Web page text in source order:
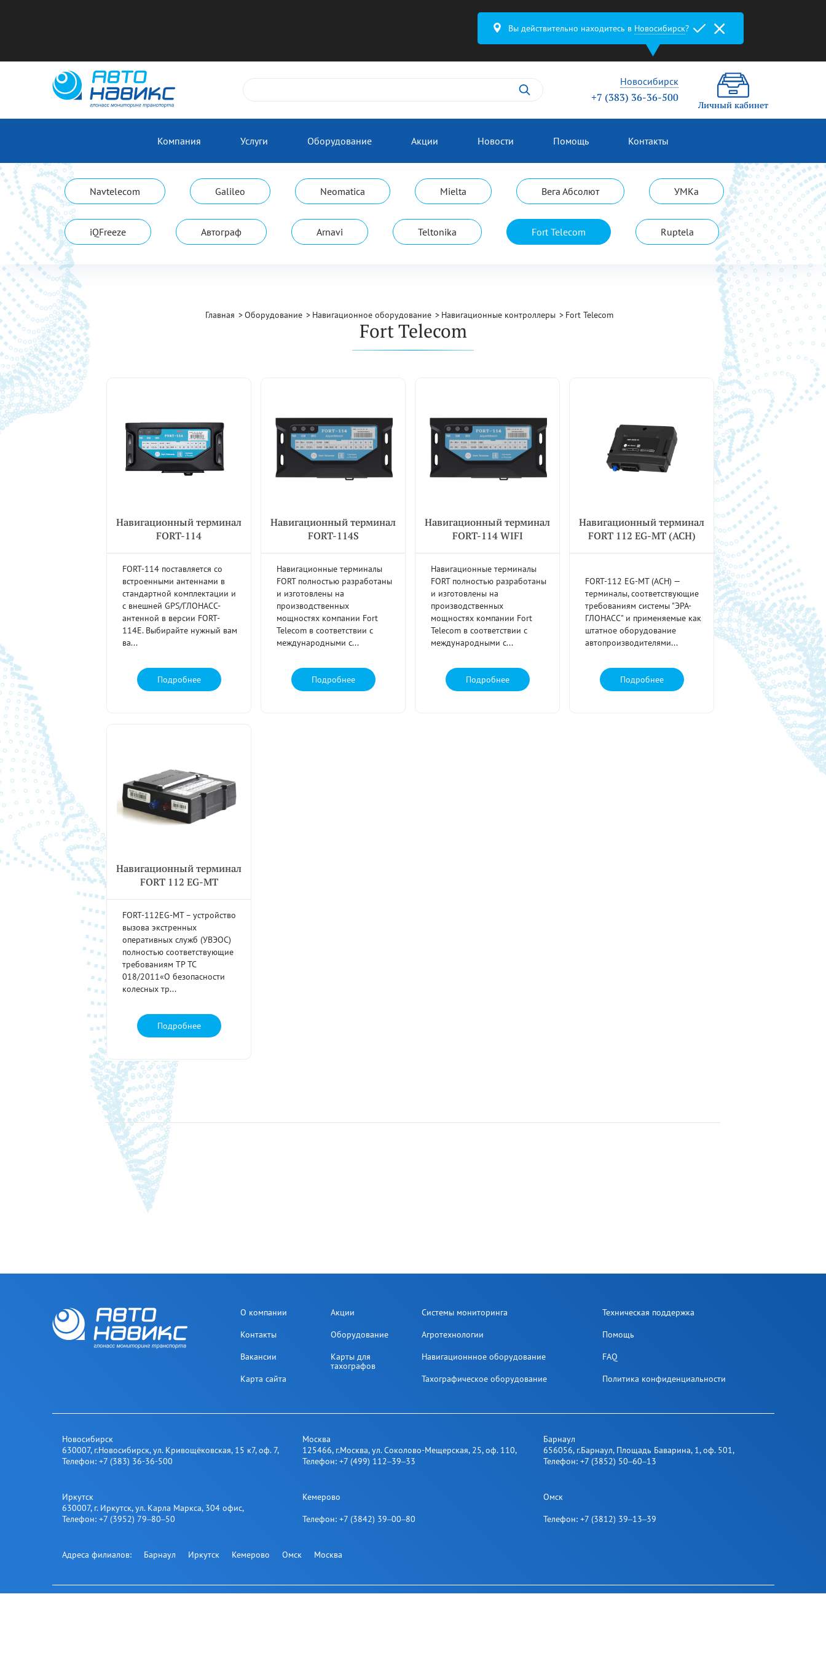
Вы действительно находитесь в Новосибирск?
Новосибирск
+7 (383) 36-36-500
Личный кабинет
Компания Услуги Оборудование Акции Новости Помощь Контакты
Navtelecom Galileo Neomatica Mielta Вега Абсолют УМКа
iQFreeze Автограф Arnavi Teltonika Fort Telecom Ruptela
Главная Оборудование Навигационное оборудование Навигационные контроллеры Fort Telecom
Fort Telecom
Навигационный терминал
FORT-114
FORT-114 поставляется со
встроенными антеннами в
стандартной комплектации и
с внешней GPS/ГЛОНАСС-
антенной в версии FORT-
114E. Выбирайте нужный вам
ва...
Подробнее
Навигационный терминал
FORT-114S
Навигационные терминалы
FORT полностью разработаны
и изготовлены на
производственных
мощностях компании Fort
Telecom в соответствии с
международными с...
Подробнее
Навигационный терминал
FORT-114 WIFI
Навигационные терминалы
FORT полностью разработаны
и изготовлены на
производственных
мощностях компании Fort
Telecom в соответствии с
международными с...
Подробнее
Навигационный терминал
FORT 112 EG-MT (АСН)
FORT-112 EG-MT (АСН) —
терминалы, соответствующие
требованиям системы "ЭРА-
ГЛОНАСС" и применяемые как
штатное оборудование
автопроизводителями...
Подробнее
Навигационный терминал
FORT 112 EG-MT
FORT-112EG-MT – устройство
вызова экстренных
оперативных служб (УВЭОС)
полностью соответствующие
требованиям ТР ТС
018/2011«О безопасности
колесных тр...
Подробнее
О компании
Контакты
Вакансии
Карта сайта
Акции
Оборудование
Карты для
тахографов
Системы мониторинга
Агротехнологии
Навигационнное оборудование
Тахографическое оборудование
Техническая поддержка
Помощь
FAQ
Политика конфиденциальности
Новосибирск
630007, г.Новосибирск,ул. Кривощёковская, 15 к7, оф. 7,
Телефон: +7 (383) 36-36-500
Москва
125466, г.Москва,ул. Соколово-Мещерская, 25​, оф. 110,
Телефон:+7 (499) 112‒39‒33
Барнаул
656056, г.Барнаул,​ Площадь Баварина, 1​, оф. 501,
Телефон: +7 (3852) 50‒60‒13
Иркутск
630007, г. Иркутск,ул. Карла Маркса, 304 офис,
Телефон: +7 (3952) 79‒80‒50
Кемерово
Телефон:+7 (3842) 39‒00‒80
Омск
Телефон: +7 (3812) 39‒13‒39
Адреса филиалов: Барнаул Иркутск Кемерово Омск Москва